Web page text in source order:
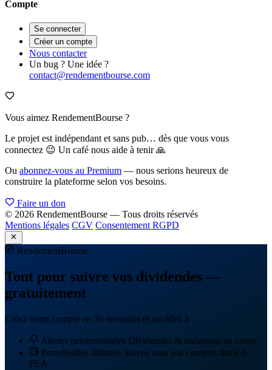
Compte
Se connecter
Créer un compte
Nous contacter
Un bug ? Une idée ?
contact@rendementbourse.com
Vous aimez RendementBourse ?
Le projet est indépendant et sans pub… dès que vous vous
connectez 😉 Un café nous aide à tenir 🙏
Ou abonnez-vous au Premium — nous serions heureux de
construire la plateforme selon vos besoins.
Faire un don
© 2026 RendementBourse — Tous droits réservés
Mentions légales CGV Consentement RGPD
RendementBourse
Tout pour suivre vos dividendes —
gratuitement
Créez votre compte en 30 secondes et accédez à :
Alertes personnalisées Dividendes & variations de cours
Portefeuilles illimités Suivez tous vos comptes titres &
PEA